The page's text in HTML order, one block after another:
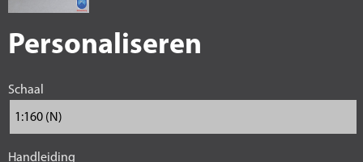
Personaliseren
Schaal
Handleiding